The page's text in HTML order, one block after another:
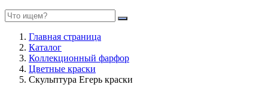
Главная страница
Каталог
Коллекционный фарфор
Цветные краски
Скульптура Егерь краски